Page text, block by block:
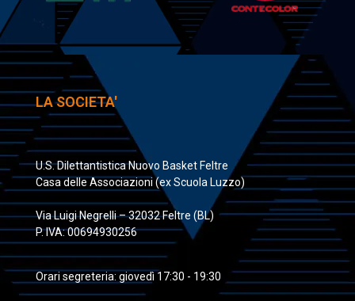
LA SOCIETA'
U.S. Dilettantistica Nuovo Basket Feltre
Casa delle Associazioni (ex Scuola Luzzo)
Via Luigi Negrelli – 32032 Feltre (BL)
P. IVA: 00694930256
Orari segreteria: giovedì 17:30 - 19:30